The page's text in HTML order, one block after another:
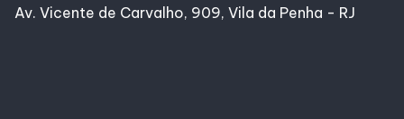
Av. Vicente de Carvalho, 909, Vila da Penha - RJ